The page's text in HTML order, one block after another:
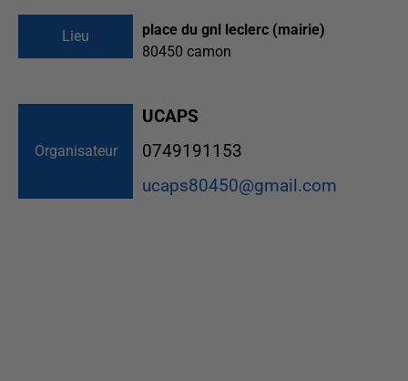
Lieu
place du gnl leclerc (mairie)
80450 camon
Organisateur
UCAPS
0749191153
ucaps80450@gmail.com